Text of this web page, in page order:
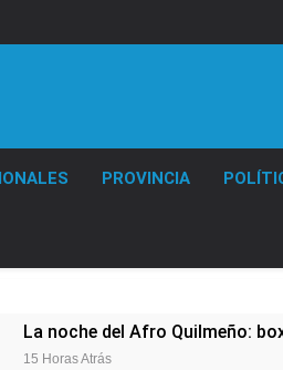
PROVINCIA
La noche del Afro Quilmeño:
15 Horas Atrás